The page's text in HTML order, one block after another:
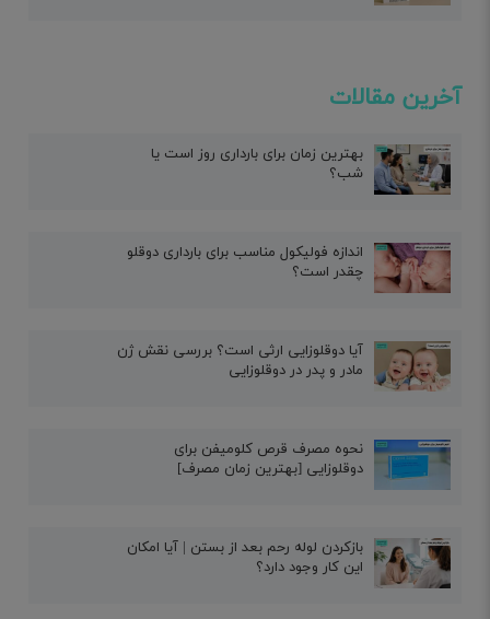
آخرین مقالات
بهترین زمان برای بارداری روز است یا
شب؟
اندازه فولیکول مناسب برای بارداری دوقلو
چقدر است؟
آیا دوقلوزایی ارثی است؟ بررسی نقش ژن
مادر و پدر در دوقلوزایی
نحوه مصرف قرص کلومیفن برای
دوقلوزایی [بهترین زمان مصرف]
بازکردن لوله رحم بعد از بستن | آیا امکان
این کار وجود دارد؟